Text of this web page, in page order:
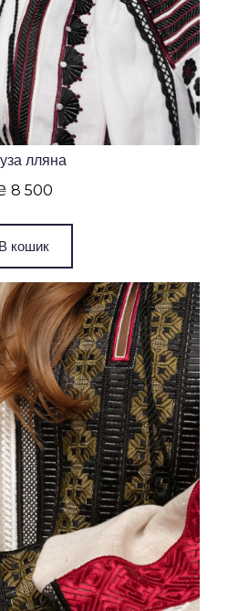
лляна
8 500
В кошик